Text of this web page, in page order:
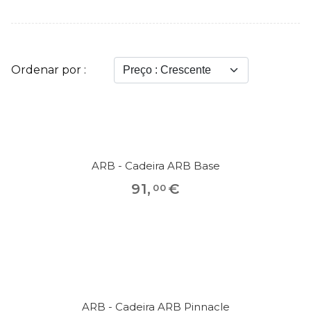
Ordenar por :
ARB - Cadeira ARB Base
91, 00 €
ARB - Cadeira ARB Pinnacle